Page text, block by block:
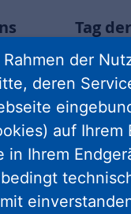
Tag
Von
Einsatz
Raum
Rahmen der
deren
auf
in Ihrem